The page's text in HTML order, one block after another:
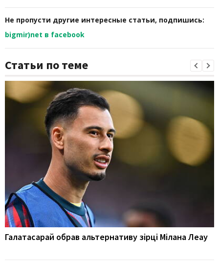
Не пропусти другие интересные статьи, подпишись:
bigmir)net в facebook
Статьи по теме
Галатасарай обрав альтернативу зірці Мілана Леау